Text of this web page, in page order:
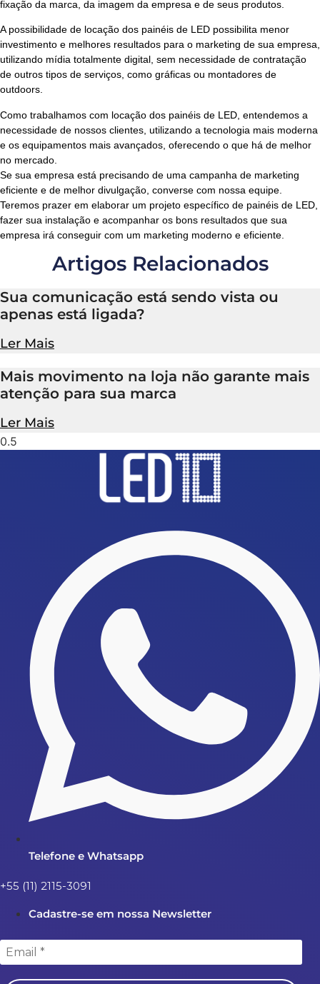
fixação da marca, da imagem da empresa e de seus produtos.
A possibilidade de locação dos painéis de LED possibilita menor
investimento e melhores resultados para o marketing de sua empresa,
utilizando mídia totalmente digital, sem necessidade de contratação
de outros tipos de serviços, como gráficas ou montadores de
outdoors.
Como trabalhamos com locação dos painéis de LED , entendemos a
necessidade de nossos clientes, utilizando a tecnologia mais moderna
e os equipamentos mais avançados, oferecendo o que há de melhor
no mercado.
Se sua empresa está precisando de uma campanha de marketing
eficiente e de melhor divulgação, converse com nossa equipe.
Teremos prazer em elaborar um projeto específico de painéis de LED,
fazer sua instalação e acompanhar os bons resultados que sua
empresa irá conseguir com um marketing moderno e eficiente.
Artigos Relacionados
Sua comunicação está sendo vista ou
apenas está ligada?
Ler Mais
Mais movimento na loja não garante mais
atenção para sua marca
Ler Mais
Telefone e Whatsapp
+55 (11) 2115-3091
Cadastre-se em nossa Newsletter